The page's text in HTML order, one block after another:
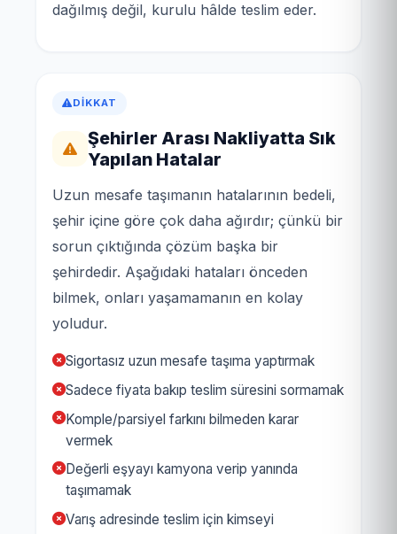
dağılmış değil, kurulu hâlde teslim eder.
DIKKAT
Şehirler Arası Nakliyatta Sık
Yapılan Hatalar
Uzun mesafe taşımanın hatalarının bedeli,
şehir içine göre çok daha ağırdır; çünkü bir
sorun çıktığında çözüm başka bir
şehirdedir. Aşağıdaki hataları önceden
bilmek, onları yaşamamanın en kolay
yoludur.
Sigortasız uzun mesafe taşıma yaptırmak
Sadece fiyata bakıp teslim süresini sormamak
Komple/parsiyel farkını bilmeden karar
vermek
Değerli eşyayı kamyona verip yanında
taşımamak
Varış adresinde teslim için kimseyi